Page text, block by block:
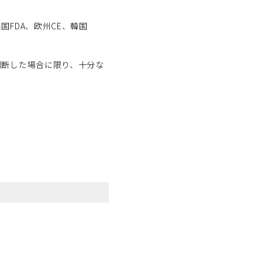
FDA、欧州CE、韓国
した場合に限り、十分な